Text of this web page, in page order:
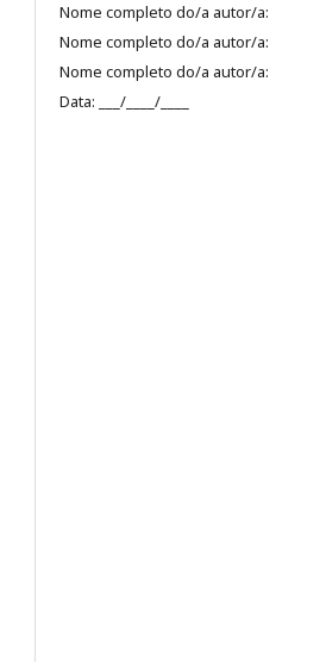
Nome completo do/a autor/a:
Nome completo do/a autor/a:
Nome completo do/a autor/a:
Data: ___/____/____